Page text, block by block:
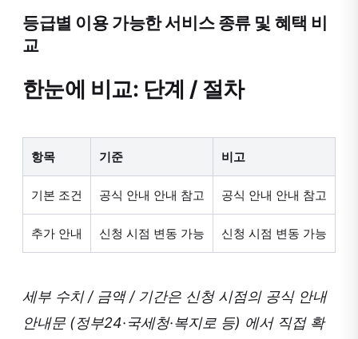
등급별 이용 가능한 서비스 종류 및 혜택 비
교
한눈에 비교: 단계 / 절차
항목 기준 비고
기본 조건 공식 안내 안내 참고 공식 안내 안내 참고
추가 안내 신청 시점 변동 가능 신청 시점 변동 가능
세부 수치 / 금액 / 기간은 신청 시점의 공식 안내
안내문 (정부24·국세청·복지로 등) 에서 직접 확